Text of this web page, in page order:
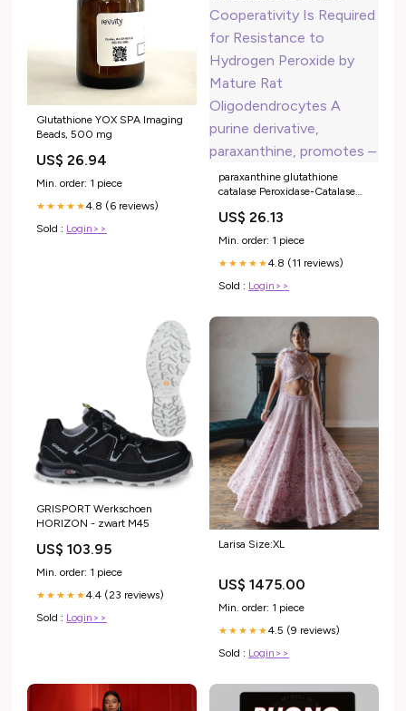
Glutathione YOX SPA Imaging
Beads, 500 mg
US$ 26.94
Min. order: 1 piece
★★★★★4.8 (6 reviews)
Sold : Login>>
paraxanthine glutathione
catalase Peroxidase-Catalase
Resistance to Hydrogen
Peroxide by Mature Rat
Oligodendrocytes A purine
derivative, paraxanthine,
US$ 26.13
Min. order: 1 piece
★★★★★4.8 (11 reviews)
Sold : Login>>
GRISPORT Werkschoen
HORIZON - zwart M45
US$ 103.95
Min. order: 1 piece
★★★★★4.4 (23 reviews)
Sold : Login>>
Larisa Size:XL
US$ 1475.00
Min. order: 1 piece
★★★★★4.5 (9 reviews)
Sold : Login>>